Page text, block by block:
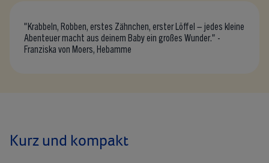
"Krabbeln, Robben, erstes Zähnchen, erster Löffel – jedes kleine
Abenteuer macht aus deinem Baby ein großes Wunder." -
Franziska von Moers, Hebamme
Kurz und kompakt